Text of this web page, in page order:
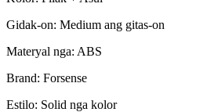
Gidak-on: Medium ang gitas-on
Materyal nga: ABS
Brand: Forsense
Estilo: Solid nga kolor